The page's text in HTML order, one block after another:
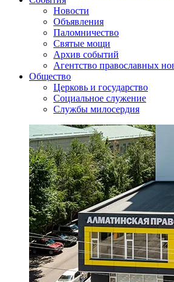
Новости
Объявления
Паломничество
Святые мощи
Архив событий
Агентство православных
Общество
Церковь и государство
Социальное служение
Службы милосердия